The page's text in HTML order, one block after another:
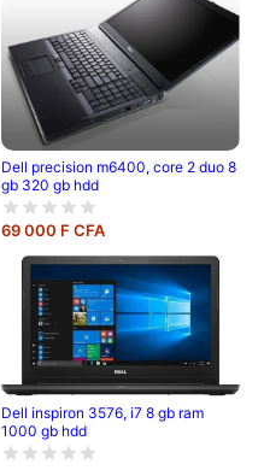
Dell precision m6400, core 2 duo 8
gb 320 gb hdd
69 000 F CFA
Dell inspiron 3576, i7 8 gb ram
1000 gb hdd